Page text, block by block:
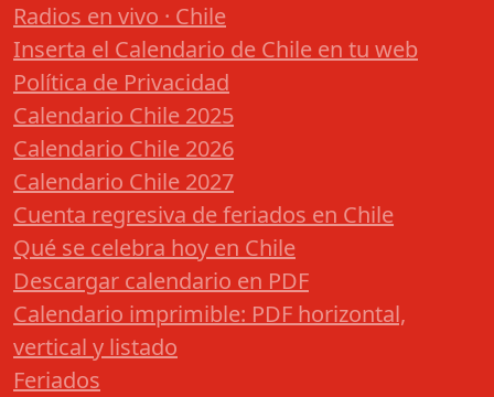
Radios en vivo · Chile
Inserta el Calendario de Chile en tu web
Política de Privacidad
Calendario Chile 2025
Calendario Chile 2026
Calendario Chile 2027
Cuenta regresiva de feriados en Chile
Qué se celebra hoy en Chile
Descargar calendario en PDF
Calendario imprimible: PDF horizontal,
vertical y listado
Feriados